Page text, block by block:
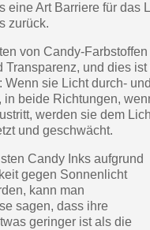
eine Art Barriere für das
zurück.
von Candy-Farbstoffen
Transparenz, und dies ist
Wenn sie Licht durch- und
in beide Richtungen,
werden sie dem
und geschwächt.
Candy Inks aufgrund
gegen Sonnenlicht
kann man
sagen, dass ihre
geringer ist als die